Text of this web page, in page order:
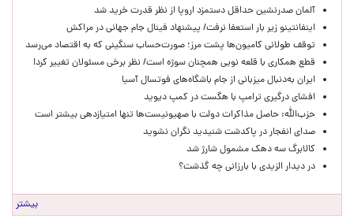
آلمان صدرنشین حداقل دستمزد اروپا از نظر قدرت خرید شد
اینفانتینو زیر بار استعفا نرفت/ پیشنهاد فینال جام جهانی در مراکش
توقف طولانی کامیون‌ها پشت مرز؛ صورت‌حساب سنگینی که به اقتصاد می‌رسد
قطع همکاری با قلعه نویی همچنان سوژه است/ نظر برخی مسئولان تغییر کرد!
ایران به‌دنبال میزبانی از جام باشگاه‌های فوتسال آسیا
افشای درگیری ترامپ با هگست در کمپ دیوید
حزب‌الله: حاصل مذاکرات دولت با صهیونیست‌ها تنها امتیازدهی‌ بیشتر است
صدای انفجار در پاکدشت شنیدید نگران نشوید
کالابرگ سه دهک مشمول شارژ شد
در دیدار الزیدی با بارزانی چه گذشت؟
بیشتر